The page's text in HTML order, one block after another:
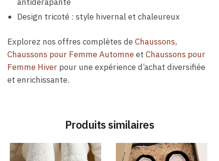
Design tricoté : style hivernal et chaleureux
Explorez nos offres complètes deChaussons,
Chaussons pour Femme Automneet Chaussons pour
Femme Hiver pour une expérience d’achat diversifiée
et enrichissante.
Produits similaires